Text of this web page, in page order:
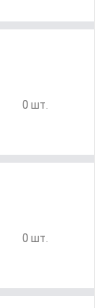
0 шт.
0 шт.